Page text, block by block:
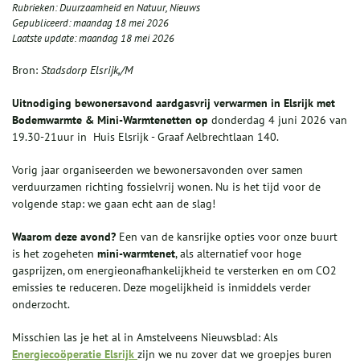
Rubrieken:Duurzaamheid en Natuur,Nieuws
Gepubliceerd:maandag 18 mei 2026
Laatste update:maandag 18 mei 2026
Bron: Stadsdorp Elsrijk,/M
Uitnodiging bewonersavond aardgasvrij verwarmen in Elsrijk met
Bodemwarmte & Mini-Warmtenetten op donderdag 4 juni 2026 van
19.30-21uur in Huis Elsrijk - Graaf Aelbrechtlaan 140.
Vorig jaar organiseerden we bewonersavonden over samen
verduurzamen richting fossielvrij wonen. Nu is het tijd voor de
volgende stap: we gaan echt aan de slag!
Waarom deze avond? Een van de kansrijke opties voor onze buurt
is het zogeheten mini-warmtenet, als alternatief voor hoge
gasprijzen, om energieonafhankelijkheid te versterken en om CO2
emissies te reduceren. Deze mogelijkheid is inmiddels verder
onderzocht.
Misschien las je het al in Amstelveens Nieuwsblad: Als
Energiecoöperatie Elsrijk zijn we nu zover dat we groepjes buren